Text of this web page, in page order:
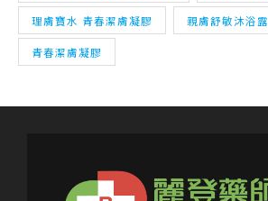
理膚寶水 青春潔膚凝膠 親膚舒敏沐浴露
青春潔膚凝膠